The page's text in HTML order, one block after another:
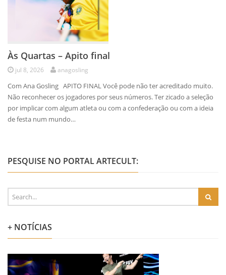
Às Quartas – Apito final
jul 8, 2026 anagosling
Com Ana Gosling APITO FINAL Você pode não ter acreditado muito.
Não reconhecer os jogadores por seus números. Ter zicado a seleção
por implicar com algum atleta ou com a confederação ou com a ideia
de festa num mundo…
PESQUISE NO PORTAL ARTECULT:
+ NOTÍCIAS